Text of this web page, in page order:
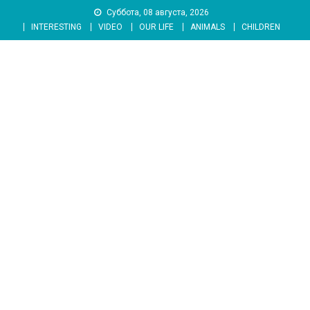
content
Суббота, 08 августа, 2026
INTERESTING
VIDEO OUR LIFE ANIMALS CHILDREN